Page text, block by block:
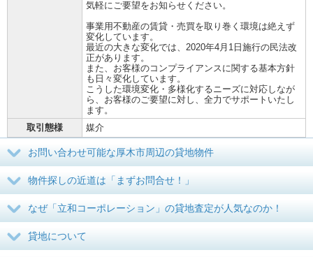
気軽にご要望をお知らせください。
事業用不動産の賃貸・売買を取り巻く環境は絶えず
変化しています。
最近の大きな変化では、2020年4月1日施行の民法改
正があります。
また、お客様のコンプライアンスに関する基本方針
も日々変化しています。
こうした環境変化・多様化するニーズに対応しなが
ら、お客様のご要望に対し、全力でサポートいたし
ます。
取引態様
媒介
お問い合わせ可能な厚木市周辺の貸地物件
物件探しの近道は「まずお問合せ！」
なぜ「立和コーポレーション」の貸地査定が人気なのか！
貸地について